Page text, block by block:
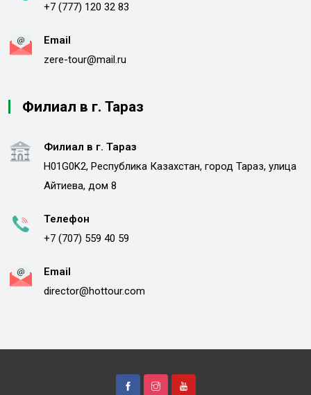
+7 (777) 120 32 83
Email
zere-tour@mail.ru
Филиал в г. Тараз
Филиал в г. Тараз
H01G0K2, Республика Казахстан, город Тараз, улица
Айтиева, дом 8
Телефон
+7 (707) 559 40 59
Email
director@hottour.com